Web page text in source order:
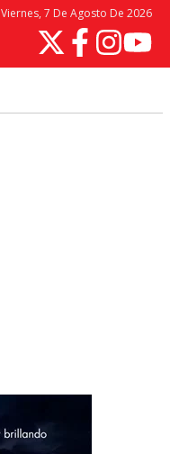
Viernes, 7 De Agosto De 2026